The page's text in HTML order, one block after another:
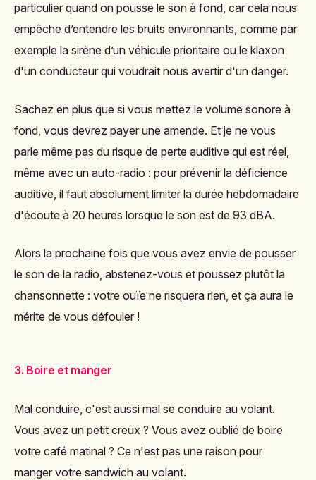
particulier quand on pousse le son à fond, car cela nous
empêche d’entendre les bruits environnants, comme par
exemple la sirène d’un véhicule prioritaire ou le klaxon
d'un conducteur qui voudrait nous avertir d'un danger.
Sachez en plus que si vous mettez le volume sonore à
fond, vous devrez payer une amende. Et je ne vous
parle même pas du risque de perte auditive qui est réel,
même avec un auto-radio : pour prévenir la déficience
auditive, il faut absolument limiter la durée hebdomadaire
d'écoute à 20 heures lorsque le son est de 93 dBA.
Alors la prochaine fois que vous avez envie de pousser
le son de la radio, abstenez-vous et poussez plutôt la
chansonnette : votre ouïe ne risquera rien, et ça aura le
mérite de vous défouler !
3. Boire et manger
Mal conduire, c'est aussi mal se conduire au volant.
Vous avez un petit creux ? Vous avez oublié de boire
votre café matinal ? Ce n'est pas une raison pour
manger votre sandwich au volant.